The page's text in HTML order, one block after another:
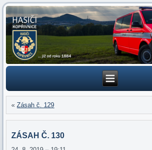
«Zásah č. 129
ZÁSAH Č. 130